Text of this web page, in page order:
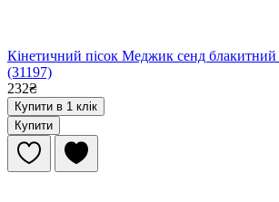
Кінетичний пісок Меджик сенд блакитний
(31197)
232₴
Купити в 1 клік
Купити